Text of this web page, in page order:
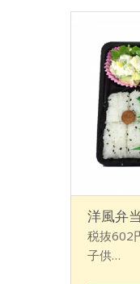
洋風弁
税抜602
子供…